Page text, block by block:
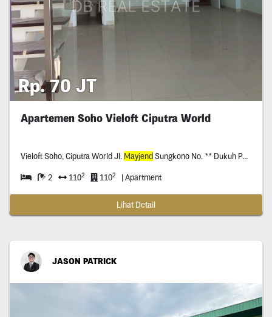
Rp. 70 JT
Apartemen Soho Vieloft Ciputra World
Vieloft Soho, Ciputra World Jl. Mayjend Sungkono No. ** Dukuh Pakis, Surabaya
2 1102 1102 | Apartment
Lihat Detail
JASON PATRICK